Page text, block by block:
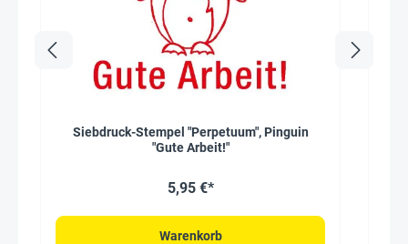
Siebdruck-Stempel "Perpetuum", Pinguin
"Gute Arbeit!"
5,95 €*
Warenkorb